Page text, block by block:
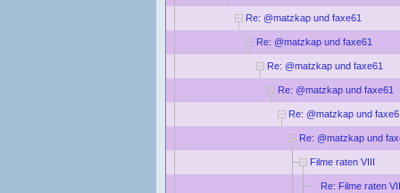
Re: @matzkap und faxe61
Re: @matzkap und faxe61
Re: @matzkap und faxe61
Re: @matzkap und faxe61
Re: @matzkap und
Re: @matzkap und
Filme raten VIII
Re: Filme raten